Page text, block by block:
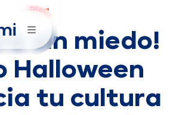
Blog
sin miedo!
Halloween
tu cultura